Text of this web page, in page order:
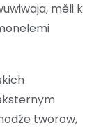
měli k
tworow,